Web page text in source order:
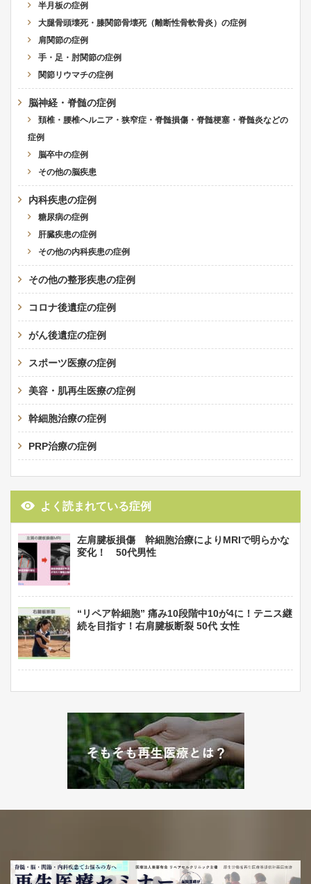
半月板の症例
大腿骨頭壊死・膝関節骨壊死（離断性骨軟骨炎）の症例
肩関節の症例
手・足・肘関節の症例
関節リウマチの症例
脳神経・脊髄の症例
頚椎・腰椎ヘルニア・狭窄症・脊髄損傷・脊髄梗塞・脊髄炎などの
症例
脳卒中の症例
その他の脳疾患
内科疾患の症例
糖尿病の症例
肝臓疾患の症例
その他の内科疾患の症例
その他の整形疾患の症例
コロナ後遺症の症例
がん後遺症の症例
スポーツ医療の症例
美容・肌再生医療の症例
幹細胞治療の症例
PRP治療の症例
よく読まれている症例
左肩腱板損傷 幹細胞治療によりMRIで明らかな
変化！ 50代男性
“リペア幹細胞” 痛み10段階中10が4に！テニス継
続を目指す！右肩腱板断裂 50代 女性